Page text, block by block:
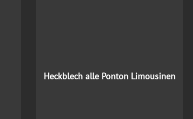
Heckblech alle Ponton Limousinen